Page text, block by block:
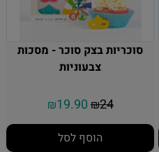
סוכריות בצק סוכר - מסכות
צבעוניות
₪24
₪19.90
הוסף לסל